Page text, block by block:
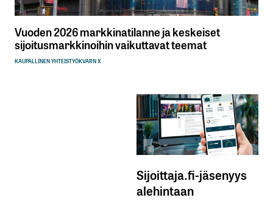
Vuoden 2026 markkinatilanne ja keskeiset
sijoitusmarkkinoihin vaikuttavat teemat
KAUPALLINEN YHTEISTYÖKVARN X
Sijoittaja.fi-jäsenyys
alehintaan